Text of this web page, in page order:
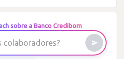
sobre a Banco Credibom
colaboradores?